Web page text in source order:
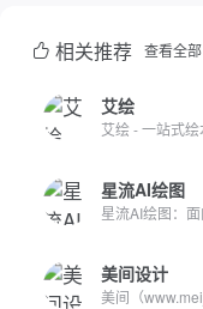
相关推荐 查看全部
艾绘
星流AI绘图
美间设计